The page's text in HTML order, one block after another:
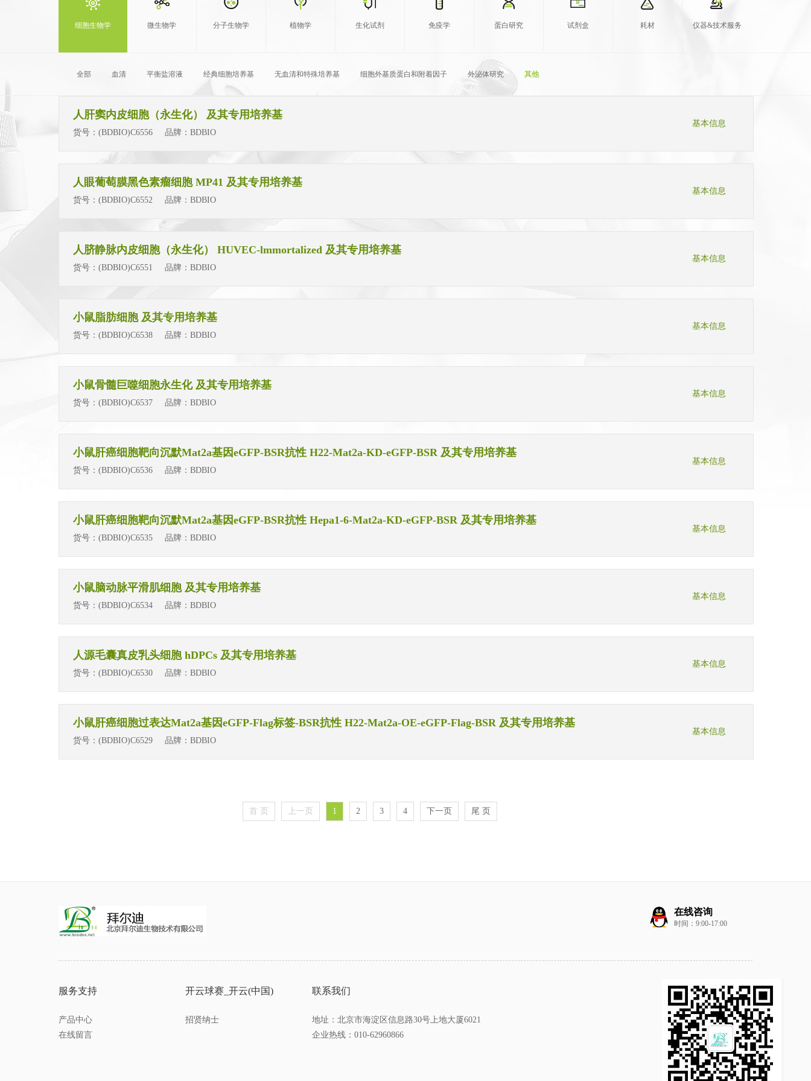
细胞生物学 微生物学 分子生物学 植物学 生化试剂 免疫学 蛋白研究 试剂盒 耗材 仪器&技术服务
全部 血清 平衡盐溶液 经典细胞培养基 无血清和特殊培养基 细胞外基质蛋白和附着因子 外泌体研究 其他
人肝窦内皮细胞（永生化） 及其专用培养基
基本信息
货号： (BDBIO)C6556 品牌： BDBIO
人眼葡萄膜黑色素瘤细胞 MP41 及其专用培养基
基本信息
货号： (BDBIO)C6552 品牌： BDBIO
人脐静脉内皮细胞（永生化） HUVEC-lmmortalized 及其专用培养基
基本信息
货号： (BDBIO)C6551 品牌： BDBIO
小鼠脂肪细胞 及其专用培养基
基本信息
货号： (BDBIO)C6538 品牌： BDBIO
小鼠骨髓巨噬细胞永生化 及其专用培养基
基本信息
货号： (BDBIO)C6537 品牌： BDBIO
小鼠肝癌细胞靶向沉默Mat2a基因eGFP-BSR抗性 H22-Mat2a-KD-eGFP-BSR 及其专用培养基
基本信息
货号： (BDBIO)C6536 品牌： BDBIO
小鼠肝癌细胞靶向沉默Mat2a基因eGFP-BSR抗性 Hepa1-6-Mat2a-KD-eGFP-BSR 及其专用培养基
基本信息
货号： (BDBIO)C6535 品牌： BDBIO
小鼠脑动脉平滑肌细胞 及其专用培养基
基本信息
货号： (BDBIO)C6534 品牌： BDBIO
人源毛囊真皮乳头细胞 hDPCs 及其专用培养基
基本信息
货号： (BDBIO)C6530 品牌： BDBIO
小鼠肝癌细胞过表达Mat2a基因eGFP-Flag标签-BSR抗性 H22-Mat2a-OE-eGFP-Flag-BSR 及其专用培养基
基本信息
货号： (BDBIO)C6529 品牌： BDBIO
首 页 上一页 1 2 3 4 下一页 尾 页
在线咨询
时间：9:00-17:00
服务支持
产品中心
在线留言
开云球赛_开云(中国)
招贤纳士
联系我们
地址：北京市海淀区信息路30号上地大厦6021
企业热线：010-62960866